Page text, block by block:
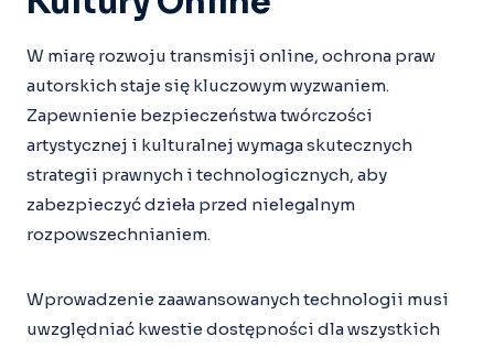
W miarę rozwoju transmisji online, ochrona praw
autorskich staje się kluczowym wyzwaniem.
Zapewnienie bezpieczeństwa twórczości
artystycznej i kulturalnej wymaga skutecznych
strategii prawnych i technologicznych, aby
zabezpieczyć dzieła przed nielegalnym
rozpowszechnianiem.
Wprowadzenie zaawansowanych technologii musi
uwzględniać kwestie dostępności dla wszystkich